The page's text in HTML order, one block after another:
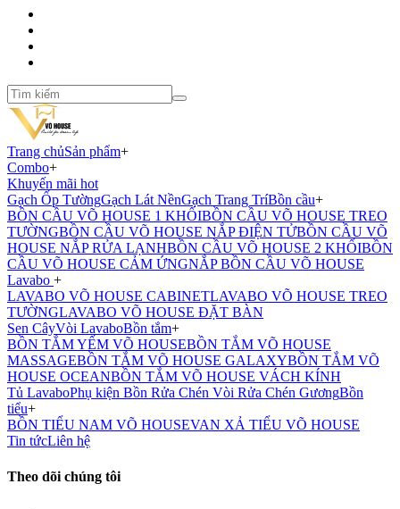
Trang chủSản phẩm+
Combo+
Khuyến mãi hot
Gạch Ốp TườngGạch Lát NềnGạch Trang TríBồn cầu+
BỒN CẦU VÕ HOUSE 1 KHỐIBỒN CẦU VÕ HOUSE TREO
TƯỜNGBỒN CẦU VÕ HOUSE NẮP ĐIỆN TỬBỒN CẦU VÕ
HOUSE NẮP RỬA LẠNHBỒN CẦU VÕ HOUSE 2 KHỐIBỒN
CẦU VÕ HOUSE CẢM ỨNGNẮP BỒN CẦU VÕ HOUSE
Lavabo +
LAVABO VÕ HOUSE CABINETLAVABO VÕ HOUSE TREO
TƯỜNGLAVABO VÕ HOUSE ĐẶT BÀN
Sen CâyVòi LavaboBồn tắm+
BỒN TẮM YẾM VÕ HOUSEBỒN TẮM VÕ HOUSE
MASSAGEBỒN TẮM VÕ HOUSE GALAXYBỒN TẮM VÕ
HOUSE OCEANBỒN TẮM VÕ HOUSE VÁCH KÍNH
Tủ LavaboPhụ kiện Bồn Rửa Chén Vòi Rửa Chén GươngBồn
tiểu+
BỒN TIỂU NAM VÕ HOUSEVAN XẢ TIỂU VÕ HOUSE
Tin tứcLiên hệ
Theo dõi chúng tôi